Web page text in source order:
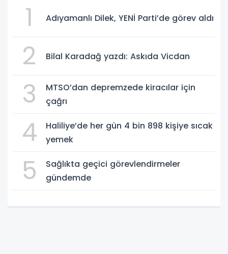
1 Adıyamanlı Dilek, YENİ Parti’de görev aldı
2 Bilal Karadağ yazdı: Askıda Vicdan
3
MTSO’dan depremzede kiracılar için
çağrı
4
Haliliye’de her gün 4 bin 898 kişiye sıcak
yemek
5
Sağlıkta geçici görevlendirmeler
gündemde